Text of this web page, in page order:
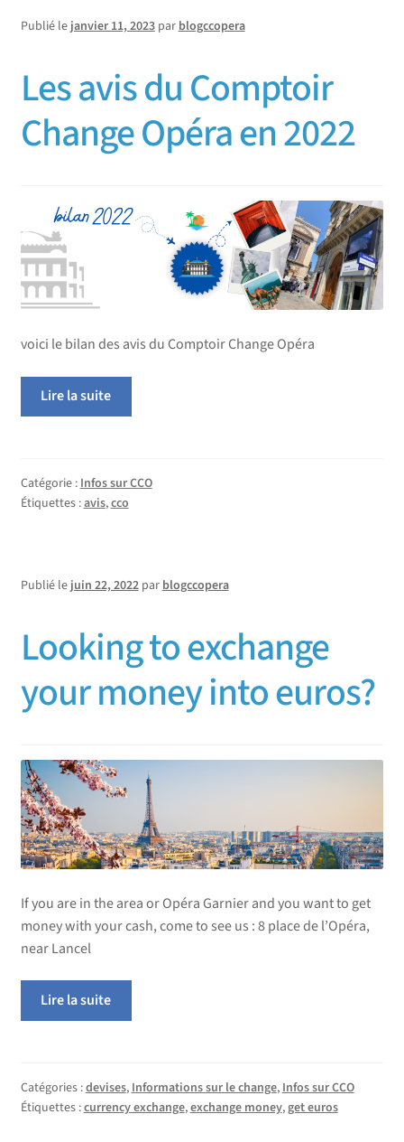
Publié lejanvier 11, 2023 parblogccopera
Les avis du Comptoir
Change Opéra en 2022
voici le bilan des avis du Comptoir Change Opéra
Lire la suite
Catégorie : Infos sur CCO
Étiquettes :avis,cco
Publié lejuin 22, 2022 parblogccopera
Looking to exchange
your money into euros?
If you are in the area or Opéra Garnier and you want to get
money with your cash, come to see us : 8 place de l’Opéra,
near Lancel
Lire la suite
Catégories :devises, Informations sur le change, Infos sur CCO
Étiquettes :currency exchange,exchange money,get euros